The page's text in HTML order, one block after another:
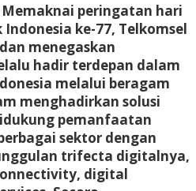
Memaknai peringatan hari
ke-77, Telkomsel
menegaskan
hadir terdepan dalam
melalui beragam
menghadirkan solusi
pemanfaatan
sektor dengan
trifecta digitalnya,
digital